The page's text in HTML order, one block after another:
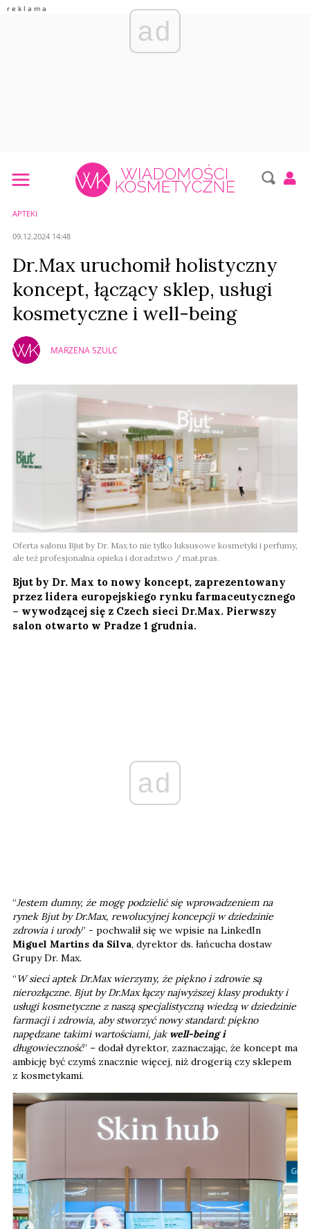
ad
APTEKI
09.12.2024 14:48
Dr.Max uruchomił holistyczny
koncept, łączący sklep, usługi
kosmetyczne i well-being
MARZENA SZULC
Oferta salonu Bjut by Dr. Max to nie tylko ​​luksusowe kosmetyki i perfumy,
ale też profesjonalna opieka i doradztwo / mat.pras.
Bjut by Dr. Max to nowy koncept, zaprezentowany
przez lidera europejskiego rynku farmaceutycznego
– wywodzącej się z Czech sieci Dr.Max. Pierwszy
salon otwarto w Pradze 1 grudnia.
ad
“Jestem dumny, że mogę podzielić się wprowadzeniem na
rynek Bjut by Dr.Max, rewolucyjnej koncepcji w dziedzinie
zdrowia i urody” - pochwalił się we wpisie na LinkedIn
Miguel Martins da Silva, dyrektor ds. łańcucha dostaw
Grupy Dr. Max.
“W sieci aptek Dr.Max wierzymy, że piękno i zdrowie są
nierozłączne. Bjut by Dr.Max łączy najwyższej klasy produkty i
usługi kosmetyczne z naszą specjalistyczną wiedzą w dziedzinie
farmacji i zdrowia, aby stworzyć nowy standard: piękno
napędzane takimi wartościami, jak well-being i
długowieczność” – dodał dyrektor, zaznaczając, że koncept ma
ambicję być czymś znacznie więcej, niż drogerią czy sklepem
z kosmetykami.